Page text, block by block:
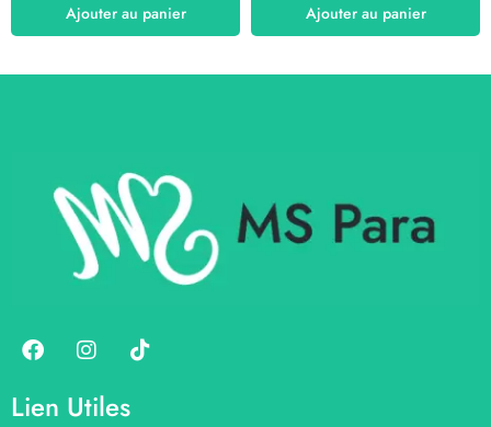
Ajouter au panier Ajouter au panier
Lien Utiles